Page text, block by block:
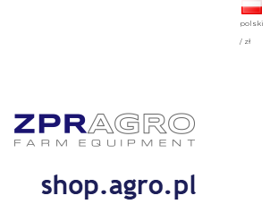
polski
/ zł